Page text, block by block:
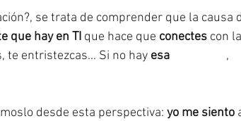
se trata de comprender que la causa
que hay en TI que hace que conectes con
te entristezcas... Si no hay esa
,
desde esta perspectiva: yo me siento